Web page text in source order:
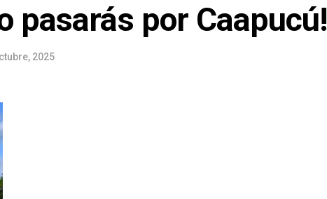
pasarás por Caapucú!
2025